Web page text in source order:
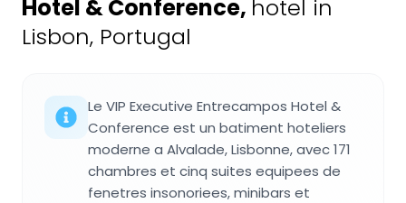
Hotel & Conference, hotel in
Lisbon, Portugal
Le VIP Executive Entrecampos Hotel &
Conference est un batiment hoteliers
moderne a Alvalade, Lisbonne, avec 171
chambres et cinq suites equipees de
fenetres insonoriees, minibars et